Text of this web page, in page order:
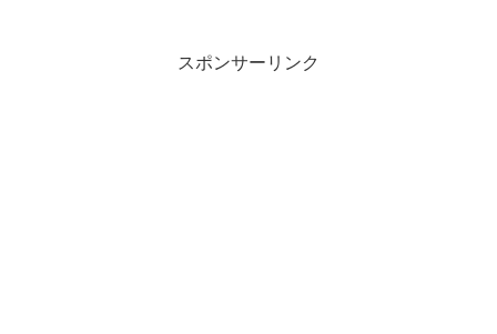
スポンサーリンク